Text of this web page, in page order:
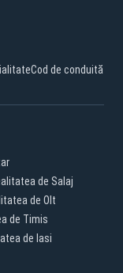
Cod de conduită
de Salaj
de Olt
de Timis
de Iasi